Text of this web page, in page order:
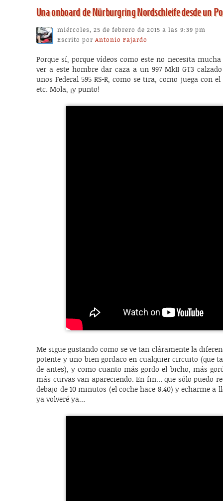
Una onboard de Nürburgring Nordschleife desde un
miércoles, 25 de febrero de 2015 a las 9:39 pm
Escrito porAntonio Fajardo
Porque sí, porque vídeos como este no necesita
ver a este hombre dar caza a un 997 MkII GT3
unos Federal 595 RS-R, como se tira, como juega con
etc. Mola, ¡y punto!
Me sigue gustando como se ve tan cláramente la
potente y uno bien gordaco en cualquier circuito (que
de antes), y como cuanto más gordo el bicho, más
más curvas van apareciendo. En fin… que sólo puedo
debajo de 10 minutos (el coche hace 8:40) y echarme a
ya volveré ya…